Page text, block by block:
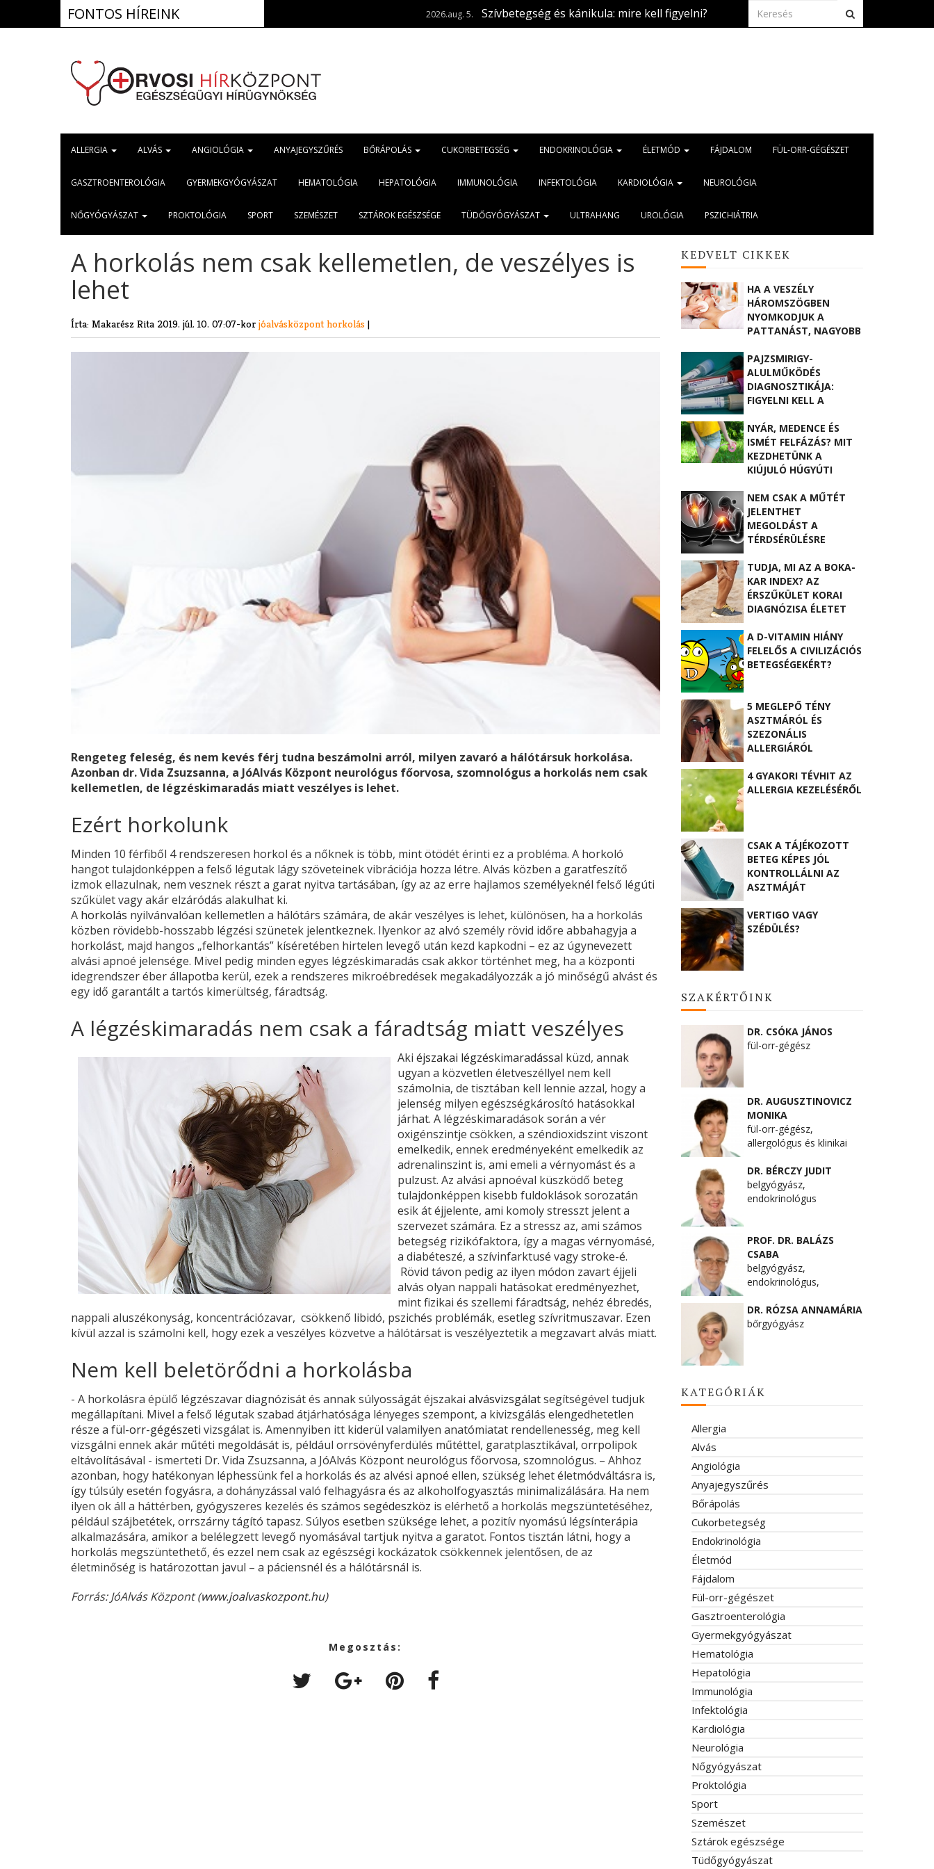
FONTOS HÍREINK Szívbetegség és kánikula: mire kell figyelni? 2026.aug. 3. Naptetoválás? Ha már megtörtént,
ALLERGIA ALVÁS ANGIOLÓGIA ANYAJEGYSZŰRÉS BŐRÁPOLÁS CUKORBETEGSÉG ENDOKRINOLÓGIA ÉLETMÓD FÁJDALOM FÜL-ORR-GÉGÉSZET
GASZTROENTEROLÓGIA GYERMEKGYÓGYÁSZAT HEMATOLÓGIA HEPATOLÓGIA IMMUNOLÓGIA INFEKTOLÓGIA KARDIOLÓGIA NEUROLÓGIA
NŐGYÓGYÁSZAT PROKTOLÓGIA SPORT SZEMÉSZET SZTÁROK EGÉSZSÉGE TÜDŐGYÓGYÁSZAT ULTRAHANG UROLÓGIA PSZICHIÁTRIA
A horkolás nem csak kellemetlen, de veszélyes is
lehet
Írta: Makarész Rita 2019. júl. 10. 07:07-kor jóalvásközpont horkolás |
Rengeteg feleség, és nem kevés férj tudna beszámolni arról, milyen zavaró a hálótársuk horkolása.
Azonban dr. Vida Zsuzsanna, a JóAlvás Központ neurológus főorvosa, szomnológus a horkolás nem csak
kellemetlen, de légzéskimaradás miatt veszélyes is lehet.
Ezért horkolunk
Minden 10 férfiből 4 rendszeresen horkol és a nőknek is több, mint ötödét érinti ez a probléma. A horkoló
hangot tulajdonképpen a felső légutak lágy szöveteinek vibrációja hozza létre. Alvás közben a garatfeszítő
izmok ellazulnak, nem vesznek részt a garat nyitva tartásában, így az az erre hajlamos személyeknél felső légúti
szűkület vagy akár elzáródás alakulhat ki.
A horkolás nyilvánvalóan kellemetlen a hálótárs számára, de akár veszélyes is lehet, különösen, ha a horkolás
közben rövidebb-hosszabb légzési szünetek jelentkeznek. Ilyenkor az alvó személy rövid időre abbahagyja a
horkolást, majd hangos „felhorkantás” kíséretében hirtelen levegő után kezd kapkodni – ez az úgynevezett
alvási apnoé jelensége. Mivel pedig minden egyes légzéskimaradás csak akkor történhet meg, ha a központi
idegrendszer éber állapotba kerül, ezek a rendszeres mikroébredések megakadályozzák a jó minőségű alvást és
egy idő garantált a tartós kimerültség, fáradtság.
A légzéskimaradás nem csak a fáradtság miatt veszélyes
Aki éjszakai légzéskimaradással küzd, annak
ugyan a közvetlen életveszéllyel nem kell
számolnia, de tisztában kell lennie azzal, hogy a
jelenség milyen egészségkárosító hatásokkal
járhat. A légzéskimaradások során a vér
oxigénszintje csökken, a széndioxidszint viszont
emelkedik, ennek eredményeként emelkedik az
adrenalinszint is, ami emeli a vérnyomást és a
pulzust. Az alvási apnoéval küszködő beteg
tulajdonképpen kisebb fuldoklások sorozatán
esik át éjjelente, ami komoly stresszt jelent a
szervezet számára. Ez a stressz az, ami számos
betegség rizikófaktora, így a magas vérnyomásé,
a diabéteszé, a szívinfarktusé vagy stroke-é.
Rövid távon pedig az ilyen módon zavart éjjeli
alvás olyan nappali hatásokat eredményezhet,
mint fizikai és szellemi fáradtság, nehéz ébredés,
nappali aluszékonyság, koncentrációzavar, csökkenő libidó, pszichés problémák, esetleg szívritmuszavar. Ezen
kívül azzal is számolni kell, hogy ezek a veszélyes közvetve a hálótársat is veszélyeztetik a megzavart alvás miatt.
Nem kell beletörődni a horkolásba
- A horkolásra épülő légzészavar diagnózisát és annak súlyosságát éjszakai alvásvizsgálatsegítségével tudjuk
megállapítani. Mivel a felső légutak szabad átjárhatósága lényeges szempont, a kivizsgálás elengedhetetlen
része a fül-orr-gégészeti vizsgálat is. Amennyiben itt kiderül valamilyen anatómiatat rendellenesség, meg kell
vizsgálni ennek akár műtéti megoldását is, például orrsövényferdülés műtéttel, garatplasztikával, orrpolipok
eltávolításával - ismerteti Dr. Vida Zsuzsanna, a JóAlvás Központ neurológus főorvosa, szomnológus. – Ahhoz
azonban, hogy hatékonyan léphessünk fel a horkolás és az alvési apnoé ellen, szükség lehet életmódváltásra is,
így túlsúly esetén fogyásra, a dohányzással való felhagyásra és az alkoholfogyasztás minimalizálására. Ha nem
ilyen ok áll a háttérben, gyógyszeres kezelés és számos segédeszköz is elérhető a horkolás megszüntetéséhez,
például szájbetétek, orrszárny tágító tapasz. Súlyos esetben szüksége lehet, a pozitív nyomású légsínterápia
alkalmazására, amikor a belélegzett levegő nyomásával tartjuk nyitva a garatot. Fontos tisztán látni, hogy a
horkolás megszüntethető, és ezzel nem csak az egészségi kockázatok csökkennek jelentősen, de az
életminőség is határozottan javul – a páciensnél és a hálótársnál is.
Forrás: JóAlvás Központ (www.joalvaskozpont.hu)
Megosztás:
KEDVELT CIKKEK
HA A VESZÉLY
HÁROMSZÖGBEN
NYOMKODJUK A
PATTANÁST, NAGYOBB
PAJZSMIRIGY-
ALULMŰKÖDÉS
DIAGNOSZTIKÁJA:
FIGYELNI KELL A
NYÁR, MEDENCE ÉS
ISMÉT FELFÁZÁS? MIT
KEZDHETÜNK A
KIÚJULÓ HÚGYÚTI
NEM CSAK A MŰTÉT
JELENTHET
MEGOLDÁST A
TÉRDSÉRÜLÉSRE
TUDJA, MI AZ A BOKA-
KAR INDEX? AZ
ÉRSZŰKÜLET KORAI
DIAGNÓZISA ÉLETET
A D-VITAMIN HIÁNY
FELELŐS A CIVILIZÁCIÓS
BETEGSÉGEKÉRT?
5 MEGLEPŐ TÉNY
ASZTMÁRÓL ÉS
SZEZONÁLIS
ALLERGIÁRÓL
4 GYAKORI TÉVHIT AZ
ALLERGIA KEZELÉSÉRŐL
CSAK A TÁJÉKOZOTT
BETEG KÉPES JÓL
KONTROLLÁLNI AZ
ASZTMÁJÁT
VERTIGO VAGY
SZÉDÜLÉS?
SZAKÉRTŐINK
DR. CSÓKA JÁNOS
fül-orr-gégész
DR. AUGUSZTINOVICZ
MONIKA
fül-orr-gégész,
allergológus és klinikai
DR. BÉRCZY JUDIT
belgyógyász,
endokrinológus
PROF. DR. BALÁZS
CSABA
belgyógyász,
endokrinológus,
DR. RÓZSA ANNAMÁRIA
bőrgyógyász
KATEGÓRIÁK
Allergia
Alvás
Angiológia
Anyajegyszűrés
Bőrápolás
Cukorbetegség
Endokrinológia
Életmód
Fájdalom
Fül-orr-gégészet
Gasztroenterológia
Gyermekgyógyászat
Hematológia
Hepatológia
Immunológia
Infektológia
Kardiológia
Neurológia
Nőgyógyászat
Proktológia
Sport
Szemészet
Sztárok egészsége
Tüdőgyógyászat